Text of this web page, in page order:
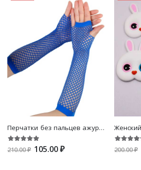
Перчатки без пальцев ажурный длинный
210.00 ₽ 105.00 ₽ 200.00 ₽